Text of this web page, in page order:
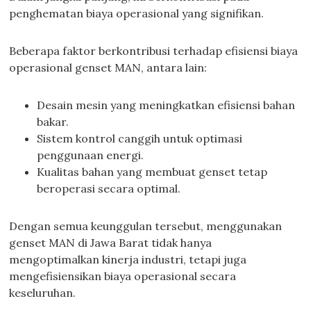
penghematan biaya operasional yang signifikan.
Beberapa faktor berkontribusi terhadap efisiensi biaya
operasional genset MAN, antara lain:
Desain mesin yang meningkatkan efisiensi bahan
bakar.
Sistem kontrol canggih untuk optimasi
penggunaan energi.
Kualitas bahan yang membuat genset tetap
beroperasi secara optimal.
Dengan semua keunggulan tersebut, menggunakan
genset MAN di Jawa Barat tidak hanya
mengoptimalkan kinerja industri, tetapi juga
mengefisiensikan biaya operasional secara
keseluruhan.